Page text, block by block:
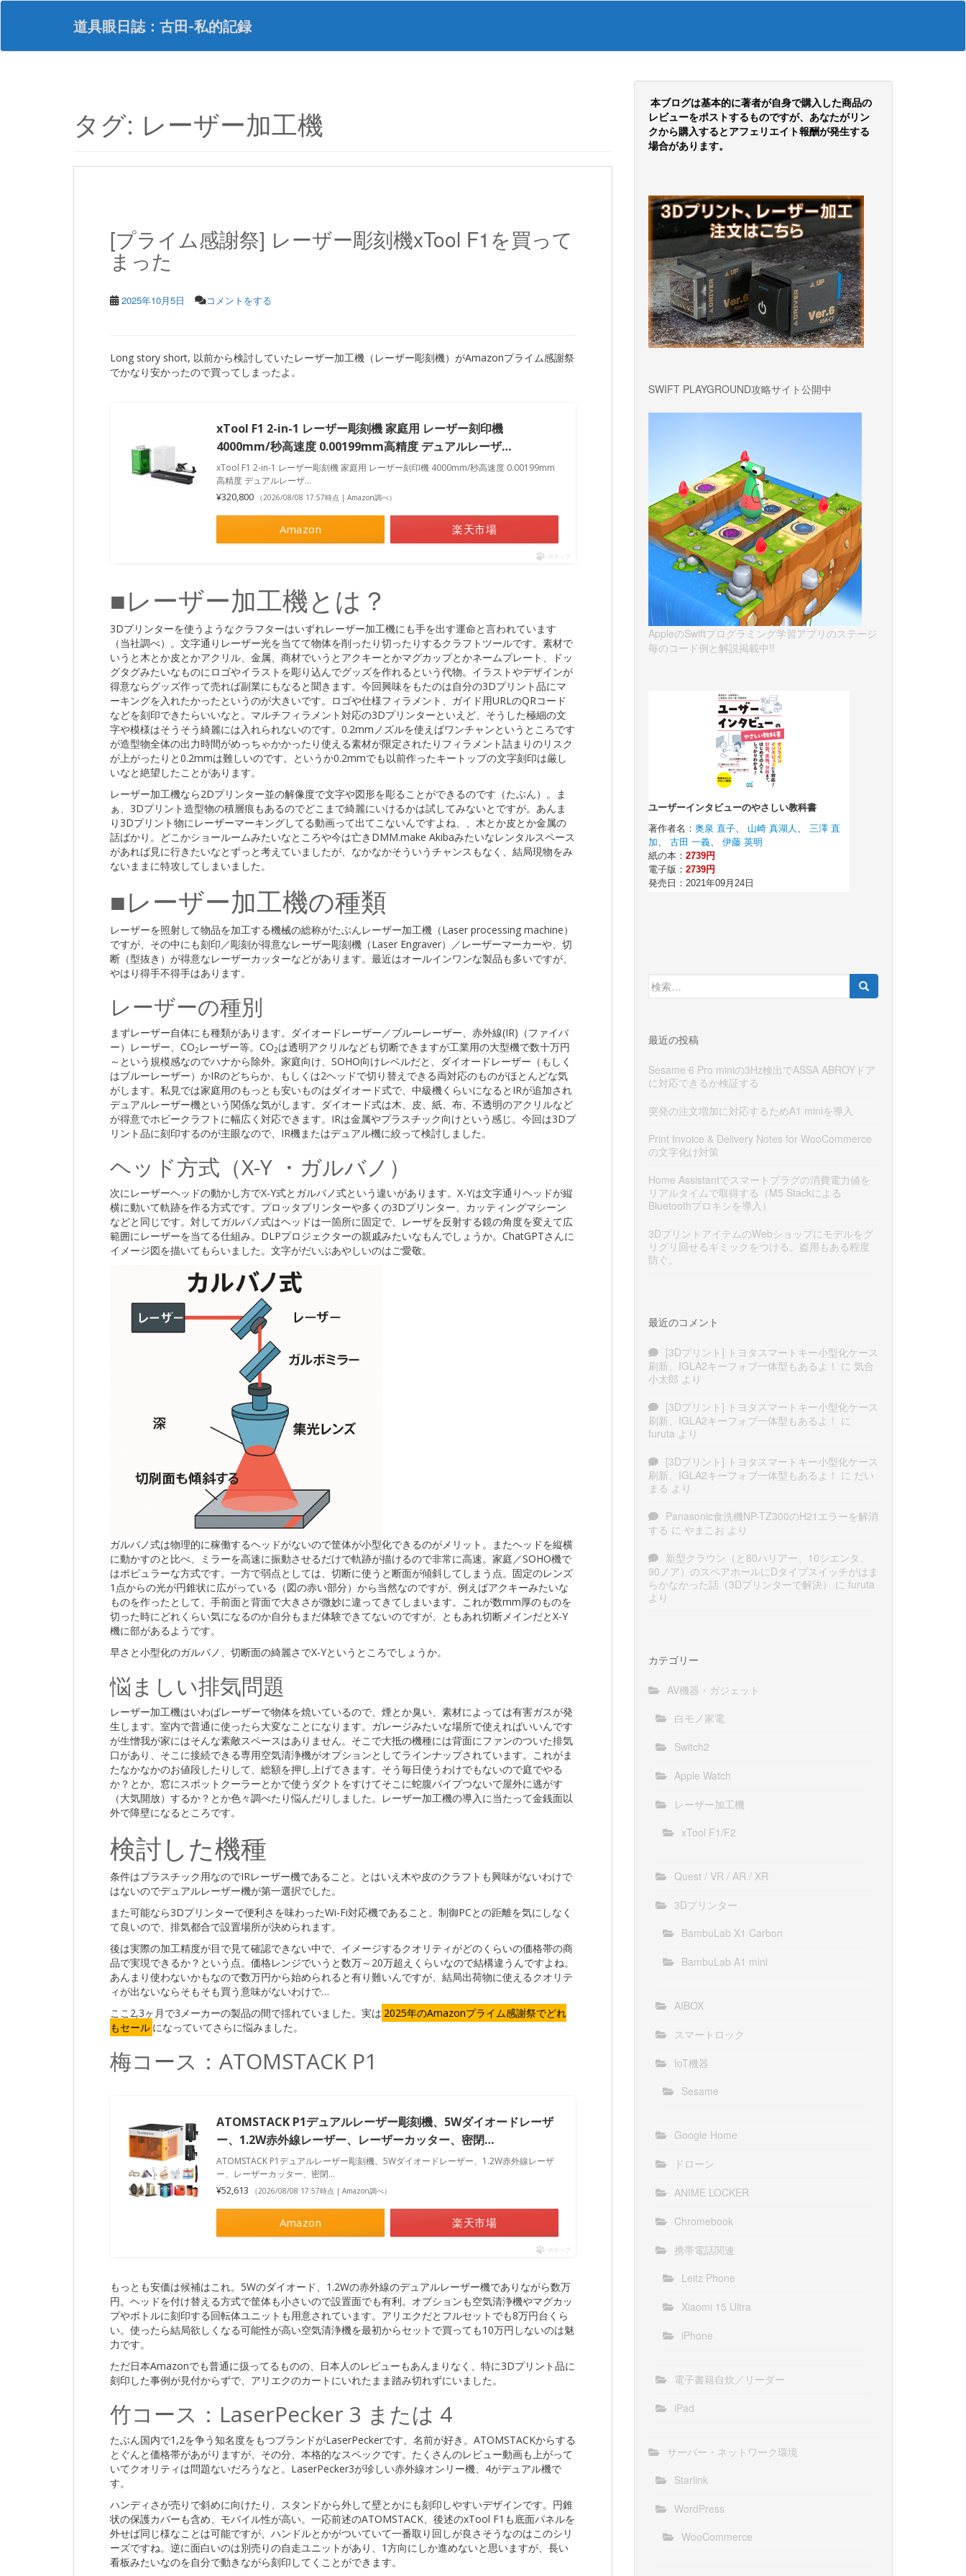
S
p
道具眼日誌：古田-私的記録
タグ: レーザー加工機
[プライム感謝祭] レーザー彫刻機xTool F1を買って
まった
2025年10月5日 コメントをする
Long story short, 以前から検討していたレーザー加工機（レーザー彫刻機）がAmazonプライム感謝祭
でかなり安かったので買ってしまったよ。
xTool F1 2-in-1 レーザー彫刻機 家庭用 レーザー刻印機
4000mm/秒高速度 0.00199mm高精度 デュアルレーザ…
xTool F1 2-in-1 レーザー彫刻機 家庭用 レーザー刻印機 4000mm/秒高速度 0.00199mm
高精度 デュアルレーザ…
¥320,800 （2026/08/08 17:57時点 | Amazon調べ）
Amazon 楽天市場
ポチップ
■レーザー加工機とは？
3Dプリンターを使うようなクラフターはいずれレーザー加工機にも手を出す運命と言われています
（当社調べ）。文字通りレーザー光を当てて物体を削ったり切ったりするクラフトツールです。素材で
いうと木とか皮とかアクリル、金属、商材でいうとアクキーとかマグカップとかネームプレート、ドッ
グタグみたいなものにロゴやイラストを彫り込んでグッズを作れるという代物。イラストやデザインが
得意ならグッズ作って売れば副業にもなると聞きます。今回興味をもたのは自分の3Dプリント品にマ
ーキングを入れたかったというのが大きいです。ロゴや仕様フィラメント、ガイド用URLのQRコード
などを刻印できたらいいなと。マルチフィラメント対応の3Dプリンターといえど、そうした極細の文
字や模様はそうそう綺麗には入れられないのです。0.2mmノズルを使えばワンチャンというところです
が造型物全体の出力時間がめっちゃかかったり使える素材が限定されたりフィラメント詰まりのリスク
が上がったりと0.2mmは難しいのです。というか0.2mmでも以前作ったキートップの文字刻印は厳し
いなと絶望したことがあります。
レーザー加工機なら2Dプリンター並の解像度で文字や図形を彫ることができるのです（たぶん）。ま
ぁ、3Dプリント造型物の積層痕もあるのでどこまで綺麗にいけるかは試してみないとですが。あんま
り3Dプリント物にレーザーマーキングしてる動画って出てこないんですよね、、木とか皮とか金属の
話ばかり。どこかショールームみたいなところや今は亡きDMM.make Akibaみたいなレンタルスペース
があれば見に行きたいなとずっと考えていましたが、なかなかそういうチャンスもなく、結局現物をみ
ないままに特攻してしまいました。
■レーザー加工機の種類
レーザーを照射して物品を加工する機械の総称がたぶんレーザー加工機（Laser processing machine）
ですが、その中にも刻印／彫刻が得意なレーザー彫刻機（Laser Engraver）／レーザーマーカーや、切
断（型抜き）が得意なレーザーカッターなどがあります。最近はオールインワンな製品も多いですが、
やはり得手不得手はあります。
レーザーの種別
まずレーザー自体にも種類があります。ダイオードレーザー／ブルーレーザー、赤外線(IR)（ファイバ
ー）レーザー、CO2 レーザー等。CO2は透明アクリルなども切断できますが工業用の大型機で数十万円
～という規模感なのでハナから除外。家庭向け、SOHO向けレベルだと、ダイオードレーザー（もしく
はブルーレーザー）かIRのどちらか、もしくは2ヘッドで切り替えできる両対応のものがほとんどな気
がします。私見では家庭用のもっとも安いものはダイオード式で、中級機くらいになるとIRが追加され
デュアルレーザー機という関係な気がします。ダイオード式は木、皮、紙、布、不透明のアクリルなど
が得意でホビークラフトに幅広く対応できます。IRは金属やプラスチック向けという感じ。今回は3Dプ
リント品に刻印するのが主眼なので、IR機またはデュアル機に絞って検討しました。
ヘッド方式（X-Y ・ガルバノ）
次にレーザーヘッドの動かし方でX-Y式とガルバノ式という違いがあります。X-Yは文字通りヘッドが縦
横に動いて軌跡を作る方式です。プロッタプリンターや多くの3Dプリンター、カッティングマシーン
などと同じです。対してガルバノ式はヘッドは一箇所に固定で、レーザを反射する鏡の角度を変えて広
範囲にレーザーを当てる仕組み。DLPプロジェクターの親戚みたいなもんでしょうか。ChatGPTさんに
イメージ図を描いてもらいました。文字がだいぶあやしいのはご愛敬。
ガルバノ式は物理的に稼働するヘッドがないので筐体が小型化できるのがメリット。またヘッドを縦横
に動かすのと比べ、ミラーを高速に振動させるだけで軌跡が描けるので非常に高速。家庭／SOHO機で
はポピュラーな方式です。一方で弱点としては、切断に使うと断面が傾斜してしまう点。固定のレンズ
1点からの光が円錐状に広がっている（図の赤い部分）から当然なのですが、例えばアクキーみたいな
ものを作ったとして、手前面と背面で大きさが微妙に違ってきてしまいます。これが数mm厚のものを
切った時にどれくらい気になるのか自分もまだ体験できてないのですが、ともあれ切断メインだとX-Y
機に部があるようです。
早さと小型化のガルバノ、切断面の綺麗さでX-Yというところでしょうか。
悩ましい排気問題
レーザー加工機はいわばレーザーで物体を焼いているので、煙とか臭い、素材によっては有害ガスが発
生します。室内で普通に使ったら大変なことになります。ガレージみたいな場所で使えればいいんです
が生憎我が家にはそんな素敵スペースはありません。そこで大抵の機種には背面にファンのついた排気
口があり、そこに接続できる専用空気清浄機がオプションとしてラインナップされています。これがま
たなかなかのお値段したりして、総額を押し上げてきます。そう毎日使うわけでもないので庭でやる
か？とか、窓にスポットクーラーとかで使うダクトをすけてそこに蛇腹パイプつないで屋外に逃がす
（大気開放）するか？とか色々調べたり悩んだりしました。レーザー加工機の導入に当たって金銭面以
外で障壁になるところです。
検討した機種
条件はプラスチック用なのでIRレーザー機であること。とはいえ木や皮のクラフトも興味がないわけで
はないのでデュアルレーザー機が第一選択でした。
また可能なら3Dプリンターで便利さを味わったWi-Fi対応機であること。制御PCとの距離を気にしなく
て良いので、排気都合で設置場所が決められます。
後は実際の加工精度が目で見て確認できない中で、イメージするクオリティがどのくらいの価格帯の商
品で実現できるか？という点。価格レンジでいうと数万～20万超えくらいなので結構違うんですよね。
あんまり使わないかもなので数万円から始められると有り難いんですが、結局出荷物に使えるクオリテ
ィが出ないならそもそも買う意味がないわけで…
ここ2,3ヶ月で3メーカーの製品の間で揺れていました。実は 2025年のAmazonプライム感謝祭でどれ
もセール になっていてさらに悩みました。
梅コース：ATOMSTACK P1
ATOMSTACK P1デュアルレーザー彫刻機、5Wダイオードレーザ
ー、1.2W赤外線レーザー、レーザーカッター、密閉…
ATOMSTACK P1デュアルレーザー彫刻機、5Wダイオードレーザー、1.2W赤外線レーザ
ー、レーザーカッター、密閉…
¥52,613 （2026/08/08 17:57時点 | Amazon調べ）
Amazon 楽天市場
ポチップ
もっとも安価は候補はこれ。5Wのダイオード、1.2Wの赤外線のデュアルレーザー機でありながら数万
円。ヘッドを付け替える方式で筐体も小さいので設置面でも有利。オプションも空気清浄機やマグカッ
プやボトルに刻印する回転体ユニットも用意されています。アリエクだとフルセットでも8万円台くら
い。使ったら結局欲しくなる可能性が高い空気清浄機を最初からセットで買っても10万円しないのは魅
力です。
ただ日本Amazonでも普通に扱ってるものの、日本人のレビューもあんまりなく、特に3Dプリント品に
刻印した事例が見付からずで、アリエクのカートにいれたまま踏み切れずにいました。
竹コース：LaserPecker 3 または 4
たぶん国内で1,2を争う知名度をもつブランドがLaserPeckerです。名前が好き。ATOMSTACKからする
とぐんと価格帯があがりますが、その分、本格的なスペックです。たくさんのレビュー動画も上がって
いてクオリティは問題ないだろうなと。LaserPecker3が珍しい赤外線オンリー機、4がデュアル機で
す。
ハンディさが売りで斜めに向けたり、スタンドから外して壁とかにも刻印しやすいデザインです。円錐
状の保護カバーも含め、モバイル性が高い。一応前述のATOMSTACK、後述のxTool F1も底面パネルを
外せば同じ様なことは可能ですが、ハンドルとかがついていて一番取り回しが良さそうなのはこのシリ
ーズですね。逆に面白いのは別売りの自走ユニットがあり、1方向にしか進めないと思いますが、長い
看板みたいなのを自分で動きながら刻印してくことができます。
本ブログは基本的に著者が自身で購入した商品の
レビューをポストするものですが、あなたがリン
クから購入するとアフェリエイト報酬が発生する
場合があります。
SWIFT PLAYGROUND攻略サイト公開中
AppleのSwiftプログラミング学習アプリのステージ
毎のコード例と解説掲載中!!
検
索:
最近の投稿
Sesame 6 Pro miniの3Hz検出でASSA ABROYドア
に対応できるか検証する
突発の注文増加に対応するためA1 miniを導入
Print Invoice & Delivery Notes for WooCommerce
の文字化け対策
Home Assistantでスマートプラグの消費電力値を
リアルタイムで取得する（M5 Stackによる
Bluetoothプロキシを導入）
3DプリントアイテムのWebショップにモデルをグ
リグリ回せるギミックをつける。盗用もある程度
防ぐ。
最近のコメント
[3Dプリント] トヨタスマートキー小型化ケース
刷新、IGLA2キーフォブ一体型もあるよ！ に 気合
小太郎 より
[3Dプリント] トヨタスマートキー小型化ケース
刷新、IGLA2キーフォブ一体型もあるよ！ に
furuta より
[3Dプリント] トヨタスマートキー小型化ケース
刷新、IGLA2キーフォブ一体型もあるよ！ に だい
まる より
Panasonic食洗機NP-TZ300のH21エラーを解消
する に やまこお より
新型クラウン（と80ハリアー、10シエンタ、
90ノア）のスペアホールにDタイプスイッチがはま
らかなかった話（3Dプリンターで解決）
に furuta
より
カテゴリー
AV機器・ガジェット
白モノ家電
Switch2
Apple Watch
レーザー加工機
xTool F1/F2
Quest / VR / AR / XR
3Dプリンター
BambuLab X1 Carbon
BambuLab A1 mini
AIBOX
スマートロック
IoT機器
Sesame
Google Home
ドローン
ANIME LOCKER
Chromebook
携帯電話関連
Leitz Phone
Xiaomi 15 Ultra
iPhone
電子書籍自炊／リーダー
iPad
サーバー・ネットワーク環境
Starlink
WordPress
WooCommerce